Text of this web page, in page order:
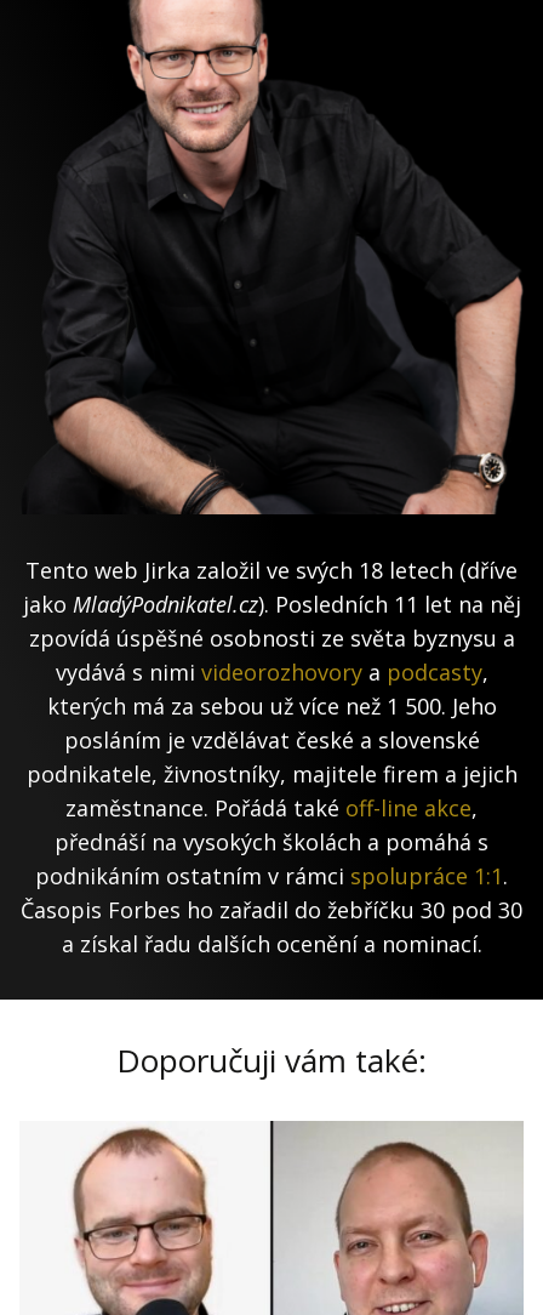
Tento web Jirka založil ve svých 18 letech (dříve
jako MladýPodnikatel.cz). Posledních 11 let na něj
zpovídá úspěšné osobnosti ze světa byznysu a
vydává s nimi videorozhovorya podcasty,
kterých má za sebou už více než 1 500. Jeho
posláním je vzdělávat české a slovenské
podnikatele, živnostníky, majitele firem a jejich
zaměstnance. Pořádá také off-line akce,
přednáší na vysokých školách a pomáhá s
podnikáním ostatním v rámci spolupráce 1:1.
Časopis Forbes ho zařadil do žebříčku 30 pod 30
a získal řadu dalších ocenění a nominací.
Doporučuji vám také: